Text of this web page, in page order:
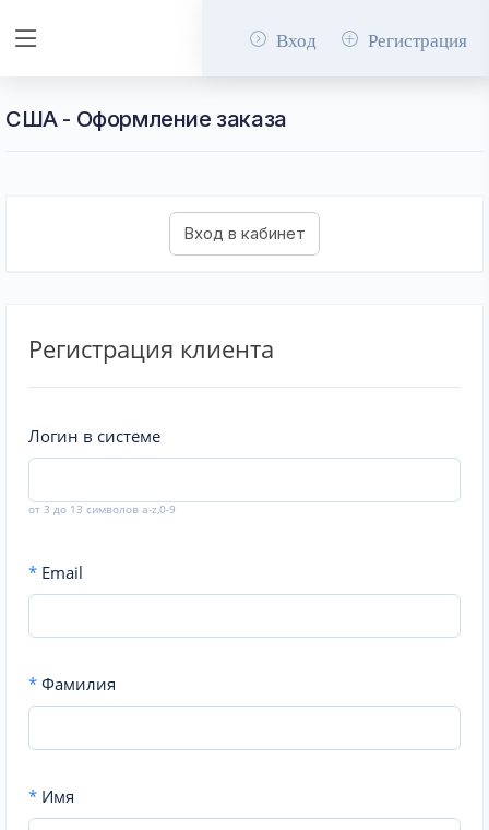
Вход Регистрация
США - Оформление заказа
Регистрация клиента
Логин в системе
от 3 до 13 символов a-z,0-9
* Email
* Фамилия
* Имя